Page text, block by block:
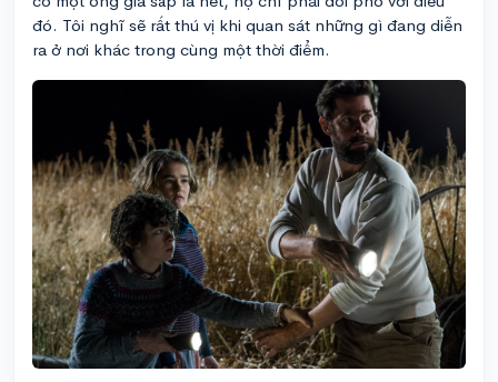
đó. Tôi nghĩ sẽ rất thú vị khi quan sát những gì đang diễn
ra ở nơi khác trong cùng một thời điểm.